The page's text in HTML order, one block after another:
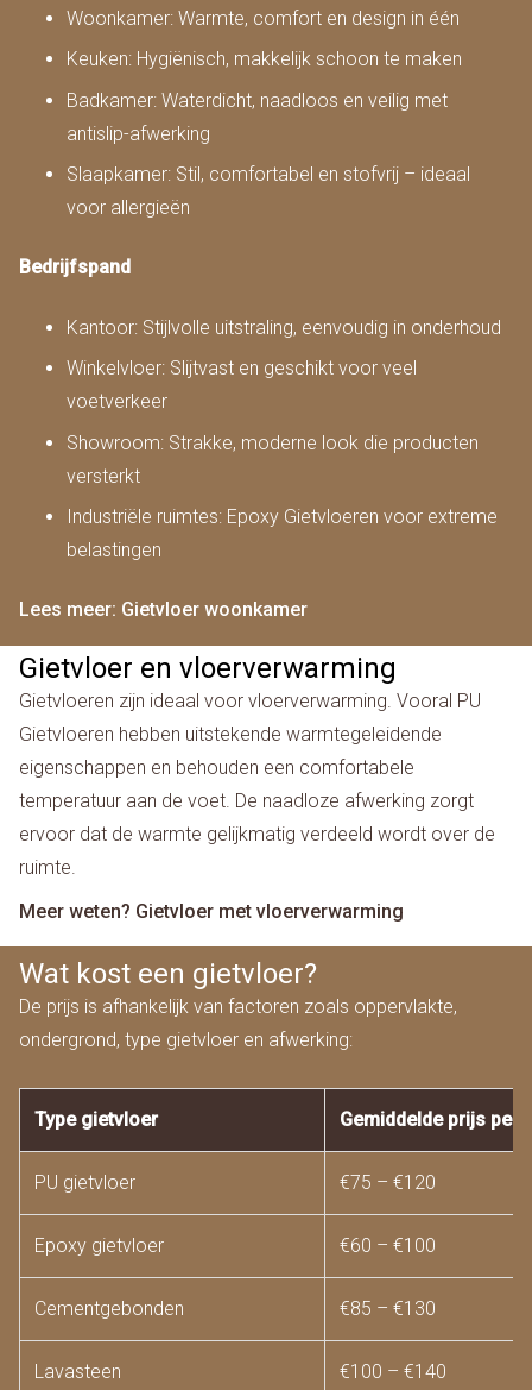
Woonkamer: Warmte, comfort en design in één
Keuken: Hygiënisch, makkelijk schoon te maken
Badkamer: Waterdicht, naadloos en veilig met
antislip-afwerking
Slaapkamer: Stil, comfortabel en stofvrij – ideaal
voor allergieën
Bedrijfspand
Kantoor: Stijlvolle uitstraling, eenvoudig in onderhoud
Winkelvloer: Slijtvast en geschikt voor veel
voetverkeer
Showroom: Strakke, moderne look die producten
versterkt
Industriële ruimtes: Epoxy Gietvloeren voor extreme
belastingen
Lees meer: Gietvloer woonkamer
Gietvloer en vloerverwarming
Gietvloeren zijn ideaal voor vloerverwarming. Vooral PU
Gietvloeren hebben uitstekende warmtegeleidende
eigenschappen en behouden een comfortabele
temperatuur aan de voet. De naadloze afwerking zorgt
ervoor dat de warmte gelijkmatig verdeeld wordt over de
ruimte.
Meer weten? Gietvloer met vloerverwarming
Wat kost een gietvloer?
De prijs is afhankelijk van factoren zoals oppervlakte,
ondergrond, type gietvloer en afwerking:
Type gietvloer Gemiddelde prijs per
PU gietvloer €75 – €120
Epoxy gietvloer €60 – €100
Cementgebonden €85 – €130
Lavasteen €100 – €140